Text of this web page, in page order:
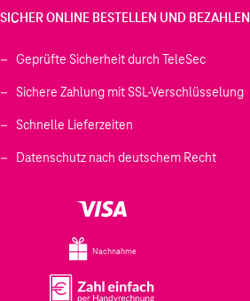
SICHER ONLINE BESTELLEN UND BEZAHLEN
Geprüfte Sicherheit durch TeleSec
Sichere Zahlung mit SSL-Verschlüsselung
Schnelle Lieferzeiten
Datenschutz nach deutschem Recht
Nachnahme